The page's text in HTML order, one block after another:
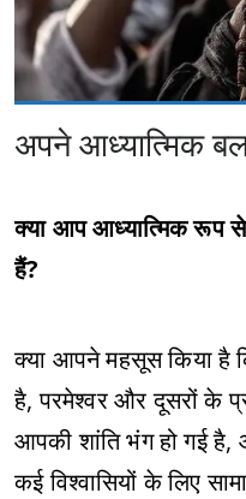
अपने आध्यात्मिक
क्या आप आध्यात्मिक रूप
हैं?
क्या आपने महसूस किया
है, परमेश्वर और दूसरों के
आपकी शांति भंग हो गई है,
कई विश्वासियों के लिए